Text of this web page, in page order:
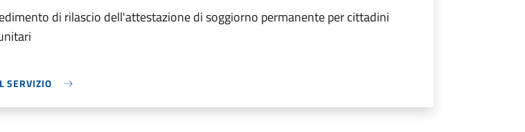
di rilascio dell'attestazione di soggiorno permanente per cittadini
SERVIZIO